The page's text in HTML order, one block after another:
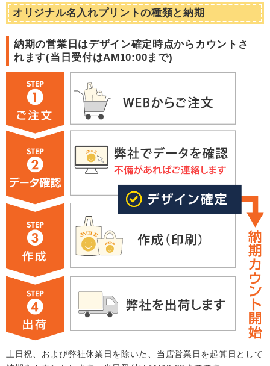
オリジナル名入れプリントの種類と納期
納期の営業日はデザイン確定時点からカウントさ
れます(当日受付はAM10:00まで)
土日祝、および弊社休業日を除いた、当店営業日を起算日として